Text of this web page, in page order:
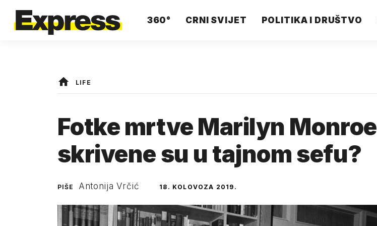
360° CRNI SVIJET POLITIKA I DRUŠTVO
LIFE
Fotke mrtve Marilyn Monroe
skrivene su u tajnom sefu?
PIŠE Antonija Vrčić 18. KOLOVOZA 2019.